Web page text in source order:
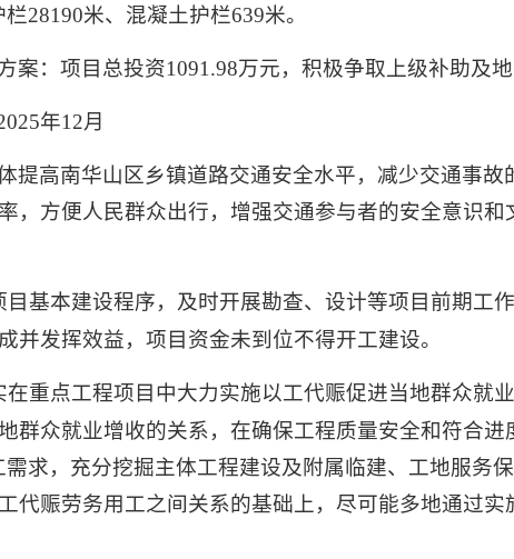
28190米、混凝土护栏639米。
案：项目总投资1091.98万元，积极争取上级补助及地
年12月
提高南华山区乡镇道路交通安全水平，减少交通事
，方便人民群众出行，增强交通参与者的安全意识
基本建设程序，及时开展勘查、设计等项目前期工
并发挥效益，项目资金未到位不得开工建设。
重点工程项目中大力实施以工代赈促进当地群众就
群众就业增收的关系，在确保工程质量安全和符合进
求，充分挖掘主体工程建设及附属临建、工地服务
代赈劳务用工之间关系的基础上，尽可能多地通过